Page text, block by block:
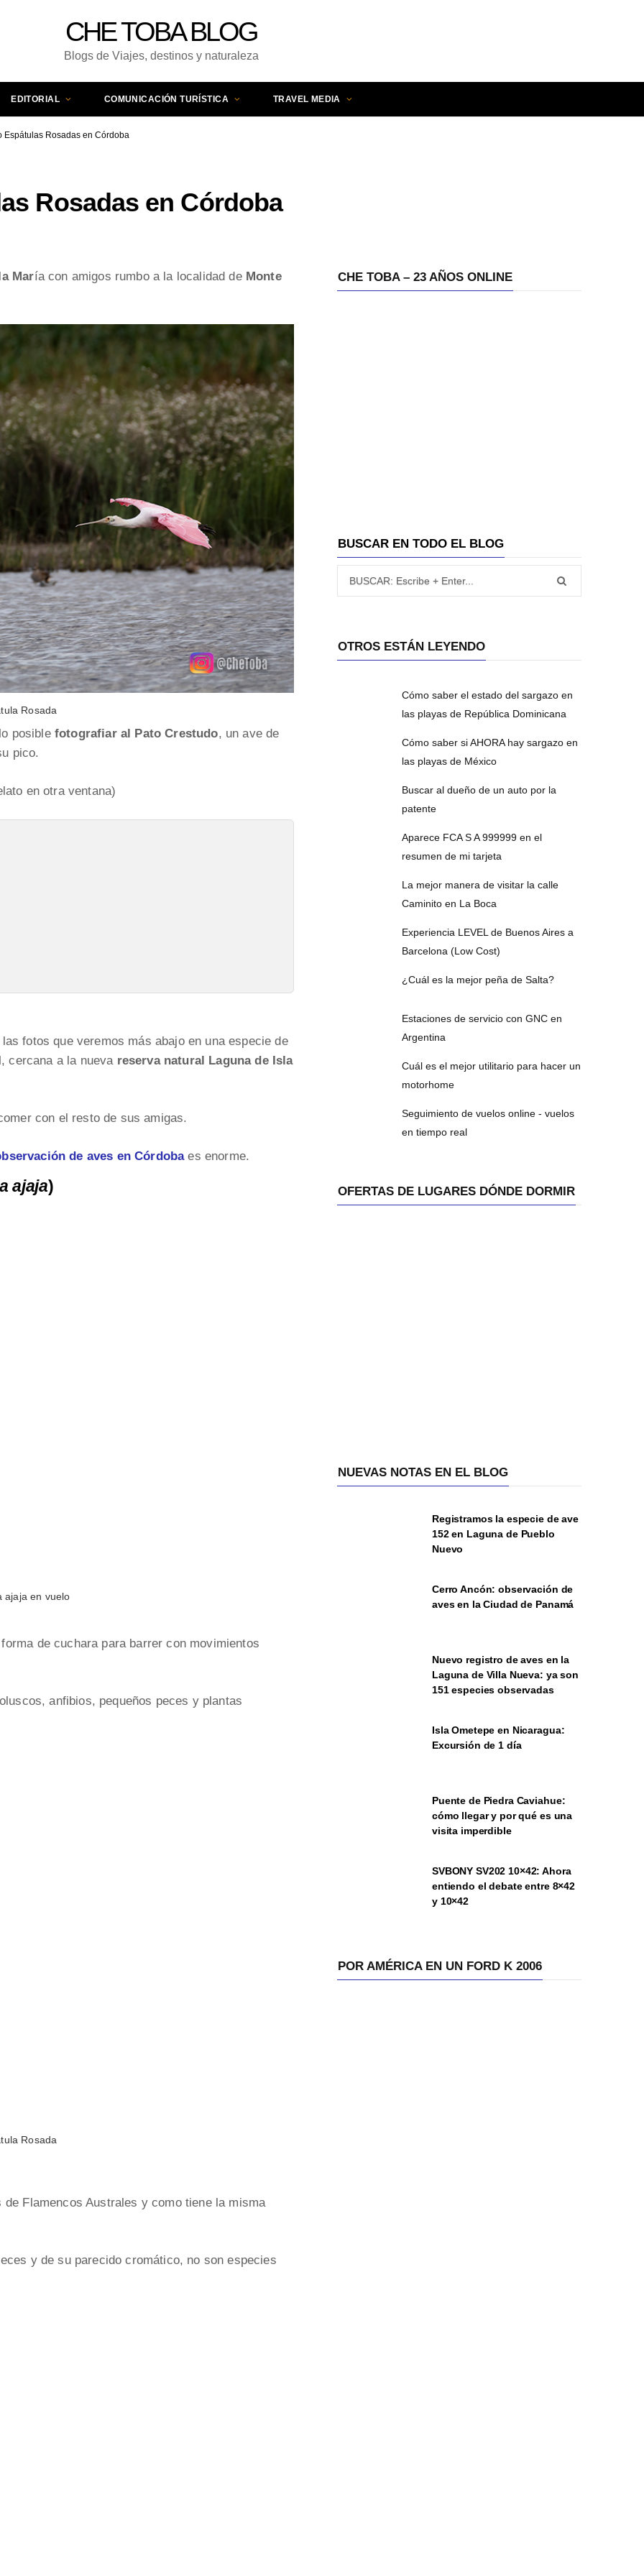
CHE TOBA BLOG
Blogs de Viajes, destinos y naturaleza
EDITORIAL COMUNICACIÓN TURÍSTICA TRAVEL MEDIA
Espátulas Rosadas en Córdoba
Rosadas en Córdoba
María con amigos rumbo a la localidad de Monte
Rosada
posible fotografiar al Pato Crestudo, un ave de
pico.
en otra ventana)
fotos que veremos más abajo en una especie de
cercana a la nueva reserva natural Laguna de Isla
con el resto de sus amigas.
de aves en Córdobaes enorme.
ajaja)
ajaja en vuelo
de cuchara para barrer con movimientos
anfibios, pequeños peces y plantas
Rosada
Flamencos Australes y como tiene la misma
y de su parecido cromático, no son especies
CHE TOBA – 23 AÑOS ONLINE
BUSCAR EN TODO EL BLOG
OTROS ESTÁN LEYENDO
Cómo saber el estado del sargazo en
las playas de República Dominicana
Cómo saber si AHORA hay sargazo en
las playas de México
Buscar al dueño de un auto por la
patente
Aparece FCA S A 999999 en el
resumen de mi tarjeta
La mejor manera de visitar la calle
Caminito en La Boca
Experiencia LEVEL de Buenos Aires a
Barcelona (Low Cost)
¿Cuál es la mejor peña de Salta?
Estaciones de servicio con GNC en
Argentina
Cuál es el mejor utilitario para hacer un
motorhome
Seguimiento de vuelos online - vuelos
en tiempo real
OFERTAS DE LUGARES DÓNDE DORMIR
NUEVAS NOTAS EN EL BLOG
Registramos la especie de ave
152 en Laguna de Pueblo
Nuevo
Cerro Ancón: observación de
aves en la Ciudad de Panamá
Nuevo registro de aves en la
Laguna de Villa Nueva: ya son
151 especies observadas
Isla Ometepe en Nicaragua:
Excursión de 1 día
Puente de Piedra Caviahue:
cómo llegar y por qué es una
visita imperdible
SVBONY SV202 10×42: Ahora
entiendo el debate entre 8×42
y 10×42
POR AMÉRICA EN UN FORD K 2006